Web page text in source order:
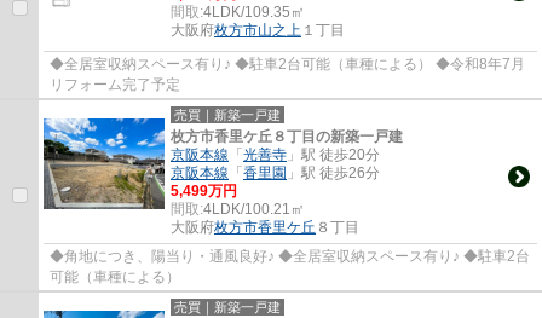
間取:4LDK/109.35㎡
大阪府枚方市山之上 １丁目
◆全居室収納スペース有り♪ ◆駐車2台可能（車種による） ◆令和8年7月
リフォーム完了予定
売買｜新築一戸建
枚方市香里ケ丘８丁目の新築一戸建
京阪本線 「光善寺 」駅 徒歩20分
京阪本線 「香里園 」駅 徒歩26分
5,499万円
間取:4LDK/100.21㎡
大阪府枚方市香里ケ丘 ８丁目
◆角地につき、陽当り・通風良好♪ ◆全居室収納スペース有り♪ ◆駐車2台
可能（車種による）
売買｜新築一戸建